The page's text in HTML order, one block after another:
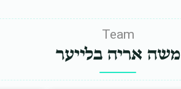
Team
משה אריה בלייער